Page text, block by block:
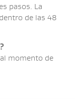
pasos. La
dentro de las 48
momento de